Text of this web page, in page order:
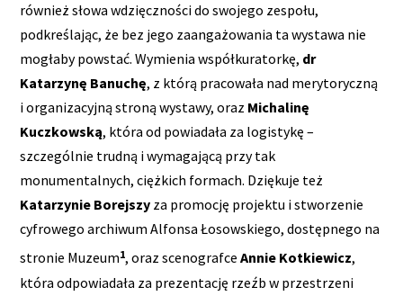
również słowa wdzięczności do swojego zespołu,
podkreślając, że bez jego zaangażowania ta wystawa nie
mogłaby powstać. Wymienia współkuratorkę, dr
Katarzynę Banuchę, z którą pracowała nad merytoryczną
i organizacyjną stroną wystawy, oraz Michalinę
Kuczkowską, która od powiadała za logistykę –
szczególnie trudną i wymagającą przy tak
monumentalnych, ciężkich formach. Dziękuje też
Katarzynie Borejszy za promocję projektu i stworzenie
cyfrowego archiwum Alfonsa Łosowskiego, dostępnego na
stronie Muzeum1, oraz scenografceAnnie Kotkiewicz,
która odpowiadała za prezentację rzeźb w przestrzeni